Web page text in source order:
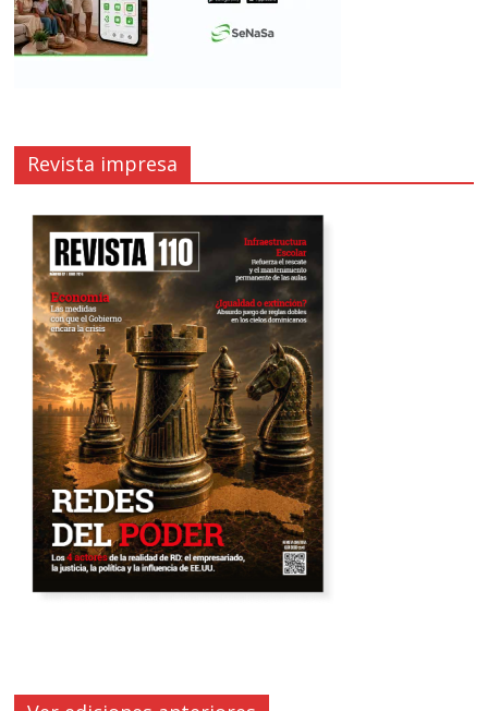
Revista impresa